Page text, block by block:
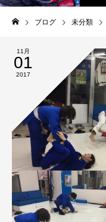
ブログ 未分類
11月
01
2017